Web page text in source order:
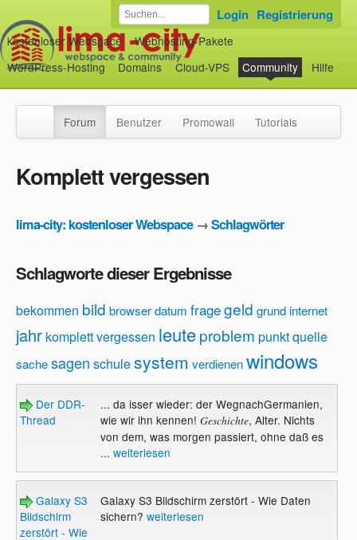
kostenloser Webspace
Webhosting-Pakete
WordPress-Hosting
Domains Cloud-VPS Community Hilfe
Login Registrierung
Forum Benutzer Promowall Tutorials
Komplett vergessen
lima-city: kostenloser Webspace→Schlagwörter
Schlagworte dieser Ergebnisse
bekommen bild browserdatum fragegeld grundinternet
jahr komplett vergessen leuteproblem punktquelle
sachesagen schulesystem verdienenwindows
Der DDR-
Thread
... da isser wieder: der WegnachGermanien,
wie wir ihn kennen! Geschichte, Alter. Nichts
von dem, was morgen passiert, ohne daß es
... weiterlesen
Galaxy S3
Bildschirm
zerstört - Wie
Galaxy S3 Bildschirm zerstört - Wie Daten
sichern? weiterlesen